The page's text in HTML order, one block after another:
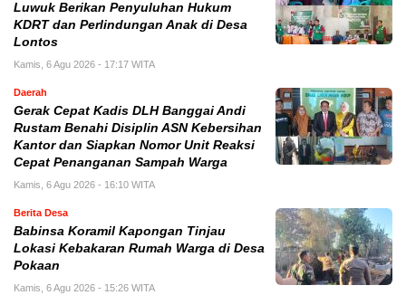
Luwuk Berikan Penyuluhan Hukum
KDRT dan Perlindungan Anak di Desa
Lontos
Kamis, 6 Agu 2026 - 17:17 WITA
Daerah
Gerak Cepat Kadis DLH Banggai Andi
Rustam Benahi Disiplin ASN Kebersihan
Kantor dan Siapkan Nomor Unit Reaksi
Cepat Penanganan Sampah Warga
Kamis, 6 Agu 2026 - 16:10 WITA
Berita Desa
Babinsa Koramil Kapongan Tinjau
Lokasi Kebakaran Rumah Warga di Desa
Pokaan
Kamis, 6 Agu 2026 - 15:26 WITA